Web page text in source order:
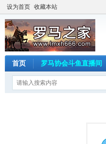
设为首页 收藏本站
首页 罗马协会斗鱼直播间